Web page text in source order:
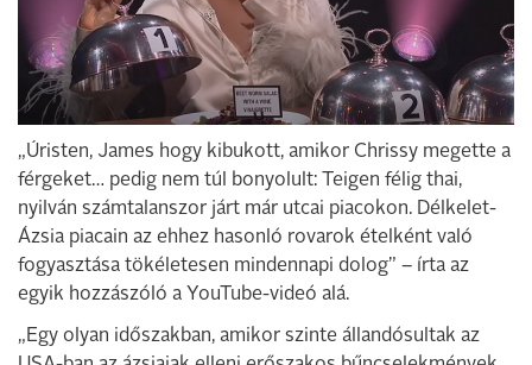
„Úristen, James hogy kibukott, amikor Chrissy megette a
férgeket… pedig nem túl bonyolult: Teigen félig thai,
nyilván számtalanszor járt már utcai piacokon. Délkelet-
Ázsia piacain az ehhez hasonló rovarok ételként való
fogyasztása tökéletesen mindennapi dolog” – írta az
egyik hozzászóló a YouTube-videó alá.
„Egy olyan időszakban, amikor szinte állandósultak az